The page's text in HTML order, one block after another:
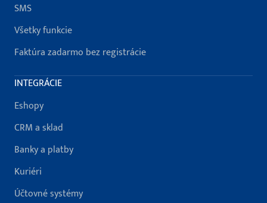
SMS
Všetky funkcie
Faktúra zadarmo bez registrácie
INTEGRÁCIE
Eshopy
CRM a sklad
Banky a platby
Kuriéri
Účtovné systémy